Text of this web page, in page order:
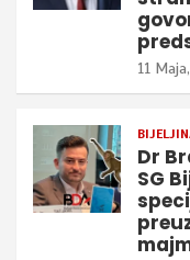
11
Dr
SG